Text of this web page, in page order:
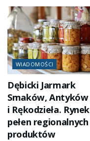
WIADOMOŚCI
Dębicki Jarmark
Smaków, Antyków
i Rękodzieła. Rynek
pełen regionalnych
produktów